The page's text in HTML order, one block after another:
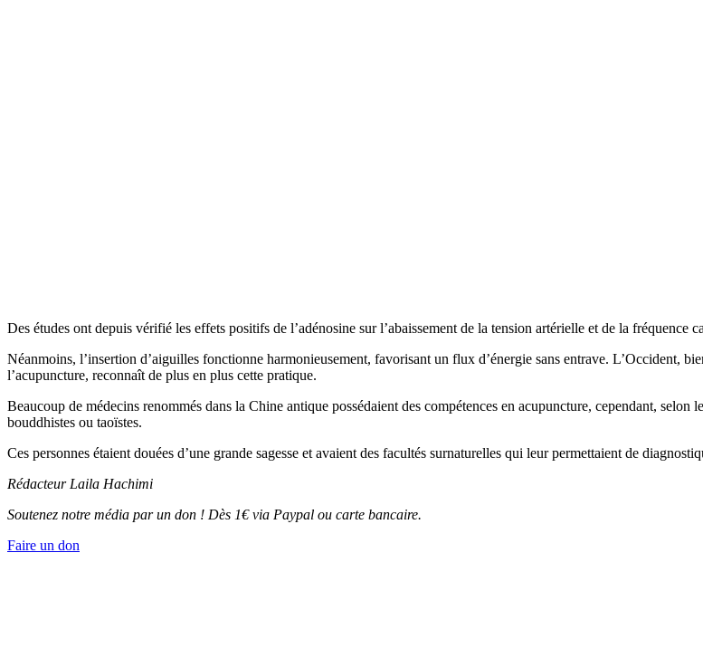
Des études ont depuis vérifié les effets positifs de l’adénosine sur l’abaissement de la tension artérielle et de la
Néanmoins, l’insertion d’aiguilles fonctionne harmonieusement, favorisant un flux d’énergie sans entrave. L’Occident,
l’acupuncture, reconnaît de plus en plus cette pratique.
Beaucoup de médecins renommés dans la Chine antique possédaient des compétences en acupuncture, cependant,
bouddhistes ou taoïstes.
Ces personnes étaient douées d’une grande sagesse et avaient des facultés surnaturelles qui leur permettaient de
Rédacteur Laila Hachimi
Soutenez notre média par un don ! Dès 1€ via Paypal ou carte bancaire.
Faire un don